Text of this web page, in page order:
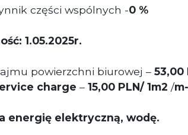
części wspólnych -0 %
1.05.2025r.
powierzchni biurowej – 53,00
charge – 15,00 PLN/ 1m2 /
energię elektryczną, wodę.